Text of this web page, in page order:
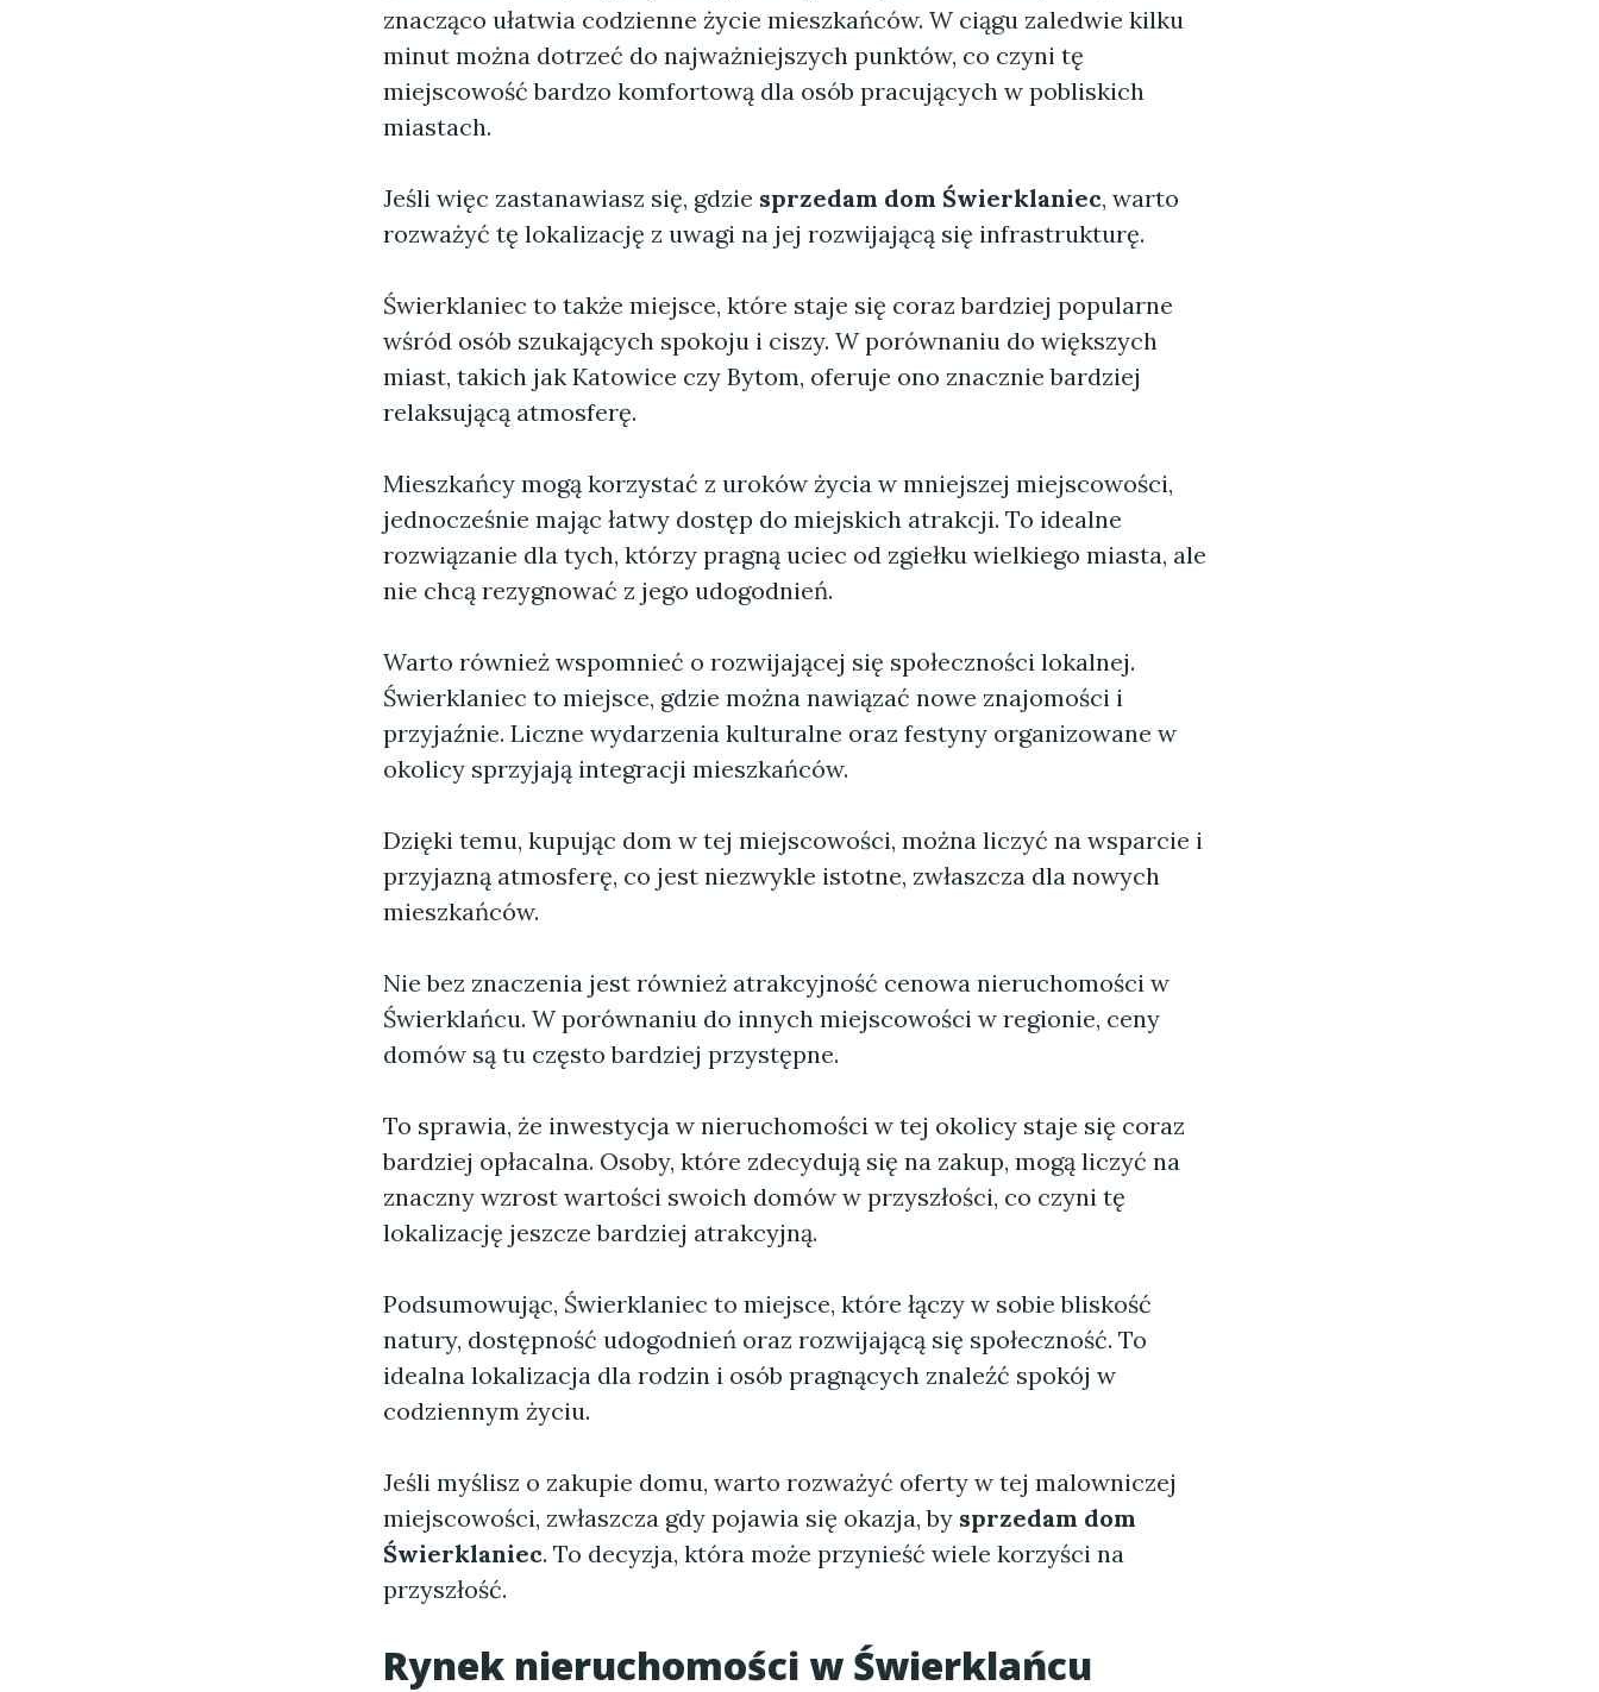
znacząco ułatwia codzienne życie mieszkańców. W ciągu zaledwie kilku
minut można dotrzeć do najważniejszych punktów, co czyni tę
miejscowość bardzo komfortową dla osób pracujących w pobliskich
miastach.
Jeśli więc zastanawiasz się, gdzie sprzedam dom Świerklaniec, warto
rozważyć tę lokalizację z uwagi na jej rozwijającą się infrastrukturę.
Świerklaniec to także miejsce, które staje się coraz bardziej popularne
wśród osób szukających spokoju i ciszy. W porównaniu do większych
miast, takich jak Katowice czy Bytom, oferuje ono znacznie bardziej
relaksującą atmosferę.
Mieszkańcy mogą korzystać z uroków życia w mniejszej miejscowości,
jednocześnie mając łatwy dostęp do miejskich atrakcji. To idealne
rozwiązanie dla tych, którzy pragną uciec od zgiełku wielkiego miasta, ale
nie chcą rezygnować z jego udogodnień.
Warto również wspomnieć o rozwijającej się społeczności lokalnej.
Świerklaniec to miejsce, gdzie można nawiązać nowe znajomości i
przyjaźnie. Liczne wydarzenia kulturalne oraz festyny organizowane w
okolicy sprzyjają integracji mieszkańców.
Dzięki temu, kupując dom w tej miejscowości, można liczyć na wsparcie i
przyjazną atmosferę, co jest niezwykle istotne, zwłaszcza dla nowych
mieszkańców.
Nie bez znaczenia jest również atrakcyjność cenowa nieruchomości w
Świerklańcu. W porównaniu do innych miejscowości w regionie, ceny
domów są tu często bardziej przystępne.
To sprawia, że inwestycja w nieruchomości w tej okolicy staje się coraz
bardziej opłacalna. Osoby, które zdecydują się na zakup, mogą liczyć na
znaczny wzrost wartości swoich domów w przyszłości, co czyni tę
lokalizację jeszcze bardziej atrakcyjną.
Podsumowując, Świerklaniec to miejsce, które łączy w sobie bliskość
natury, dostępność udogodnień oraz rozwijającą się społeczność. To
idealna lokalizacja dla rodzin i osób pragnących znaleźć spokój w
codziennym życiu.
Jeśli myślisz o zakupie domu, warto rozważyć oferty w tej malowniczej
miejscowości, zwłaszcza gdy pojawia się okazja, by sprzedam dom
Świerklaniec. To decyzja, która może przynieść wiele korzyści na
przyszłość.
Rynek nieruchomości w Świerklańcu